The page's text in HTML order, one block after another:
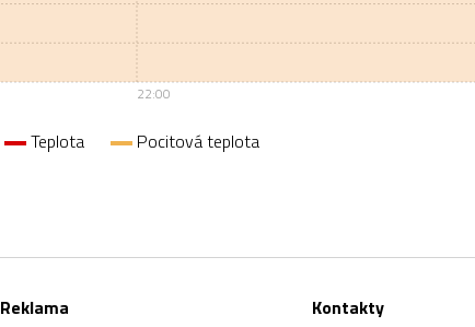
22:00
Teplota Pocitová teplota
Reklama Kontakty